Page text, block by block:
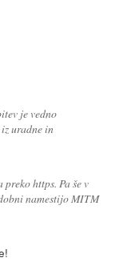
je vedno
uradne in
https. Pa še v
namestijo MITM